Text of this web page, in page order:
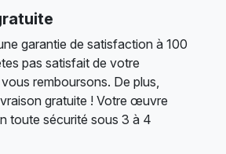
garantie de satisfaction à 100
pas satisfait de votre
remboursons. De plus,
gratuite ! Votre œuvre
toute sécurité sous 3 à 4